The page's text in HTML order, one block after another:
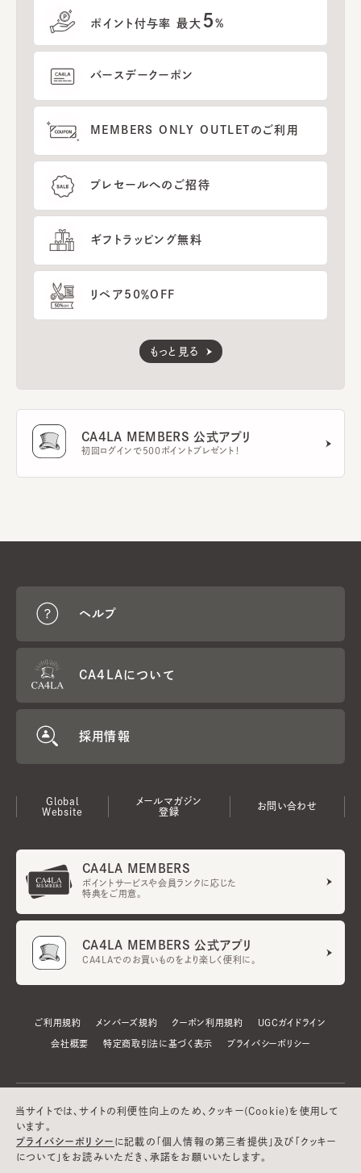
ポイント付与率 最大 5%
バースデークーポン
MEMBERS ONLY OUTLETのご利用
プレセールへのご招待
ギフトラッピング無料
リペア50％OFF
もっと見る
CA4LA MEMBERS 公式アプリ
初回ログインで500ポイントプレゼント！
ヘルプ
CA4LAについて
採用情報
Global
Website
メールマガジン
登録
お問い合わせ
CA4LA MEMBERS
ポイントサービスや会員ランクに応じた
特典をご用意。
CA4LA MEMBERS 公式アプリ
CA4LAでのお買いものをより楽しく便利に。
ご利用規約 メンバーズ規約 クーポン利用規約 UGCガイドライン
会社概要 特定商取引法に基づく表示 プライバシーポリシー
当サイトでは、サイトの利便性向上のため、クッキー(Cookie)を使用して
います。
プライバシーポリシー に記載の「個人情報の第三者提供」及び「クッキー
について」をお読みいただき、承諾をお願いいたします。